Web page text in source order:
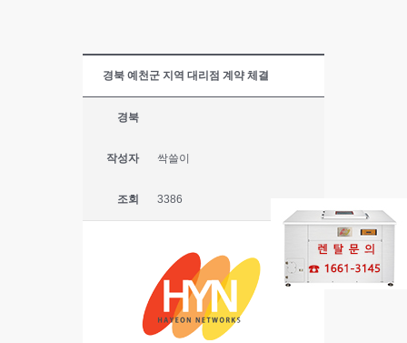
경북 예천군 지역 대리점 계약 체결
경북
작성자 싹쓸이
조회 3386